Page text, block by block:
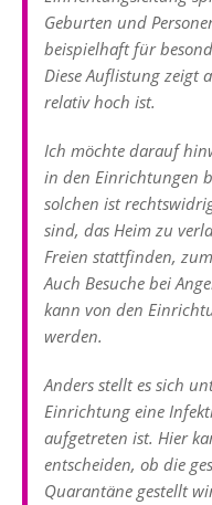
Geburten und
beispielhaft für
Diese Auflistung zeigt
relativ hoch ist.
Ich möchte darauf
in den Einrichtungen
solchen ist
sind, das Heim zu
Freien stattfinden,
Auch Besuche bei
kann von den
werden.
Anders stellt es sich
Einrichtung eine
aufgetreten ist. Hier
entscheiden, ob die
Quarantäne gestellt